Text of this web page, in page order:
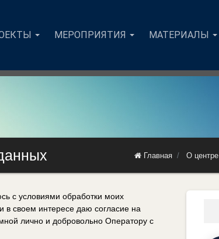
МЕРОПРИЯТИЯ МАТЕРИАЛЫ
Главная О центре
с условиями обработки моих
своем интересе даю согласие на
лично и добровольно Оператору с